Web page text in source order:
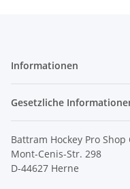
Informationen
Gesetzliche
Battram Hockey Pro Shop
Mont-Cenis-Str. 298
D-44627 Herne